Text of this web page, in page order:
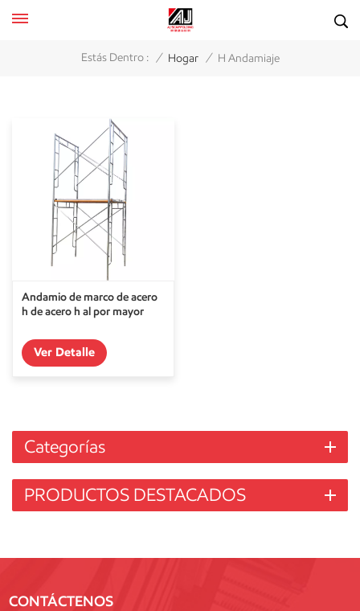
Estás Dentro : / Hogar / H Andamiaje
Andamio de marco de acero
h de acero h al por mayor
Ver Detalle
Categorías
PRODUCTOS DESTACADOS
CONTÁCTENOS